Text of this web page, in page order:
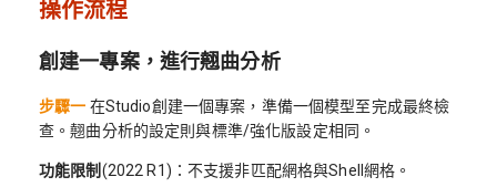
操作流程
創建一專案，進行翹曲分析
步驟一 在Studio創建一個專案，準備一個模型至完成最終檢
查。翹曲分析的設定則與標準/強化版設定相同。
功能限制 (2022 R1)：不支援非匹配網格與Shell網格。